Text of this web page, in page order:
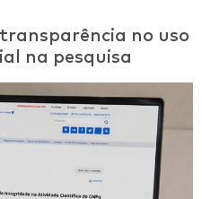
no uso
na pesquisa